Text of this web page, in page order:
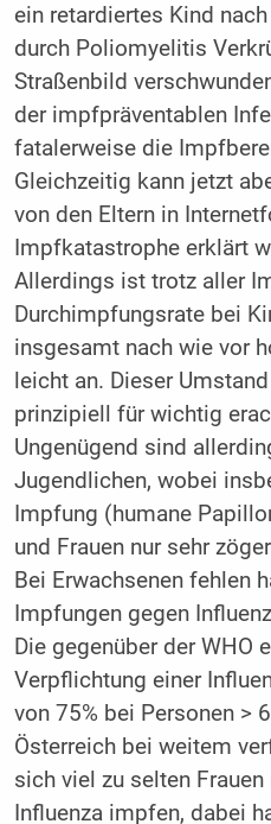
ein retardiertes Kind
durch Poliomyelitis
Straßenbild
der impfpräventablen
fatalerweise die
Gleichzeitig kann jetzt
von den Eltern in
Impfkatastrophe erklärt
Allerdings ist trotz aller
Durchimpfungsrate bei
insgesamt nach wie vor
leicht an. Dieser
prinzipiell für wichtig
Ungenügend sind
Jugendlichen, wobei
Impfung (humane
und Frauen nur sehr
Bei Erwachsenen fehlen
Impfungen gegen
Die gegenüber der WHO
Verpflichtung einer
von 75% bei Personen >
Österreich bei weitem
sich viel zu selten
Influenza impfen, dabei